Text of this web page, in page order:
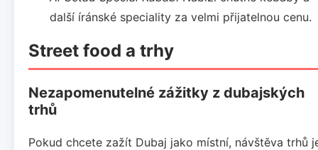
další íránské speciality za velmi přijatelnou cenu.
Street food a trhy
Nezapomenutelné zážitky z dubajských
trhů
Pokud chcete zažít Dubaj jako místní, návštěva trhů